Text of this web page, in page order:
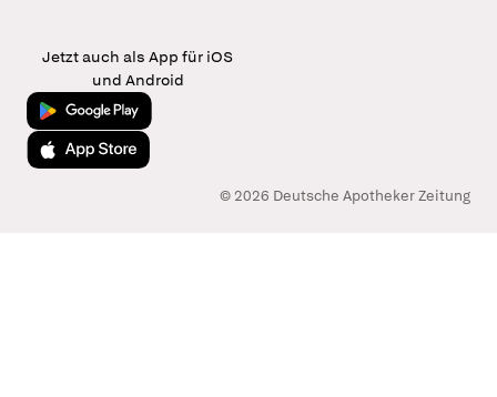
Jetzt auch als App für iOS
und Android
Jetzt bei Google Play
Laden im App Store
© 2026 Deutsche Apotheker Zeitung